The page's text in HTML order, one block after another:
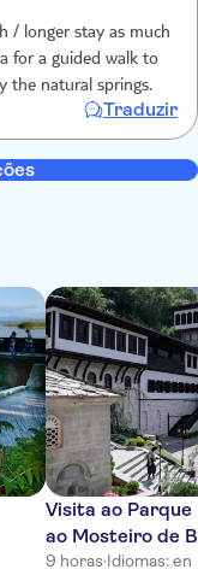
/ longer stay as much
for a guided walk to
the natural springs.
Traduzir
Visita ao
ao Mosteiro de
Ohrid
9 horas·Idiomas: en